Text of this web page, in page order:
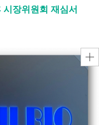
장위원회 재심서